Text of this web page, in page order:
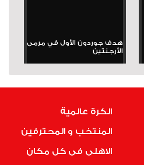
هدف جوردون الأول في مرمى
الأرجنتين
الكرة عالمية
المنتخب و المحترفين
الاهلى فى كل مكان